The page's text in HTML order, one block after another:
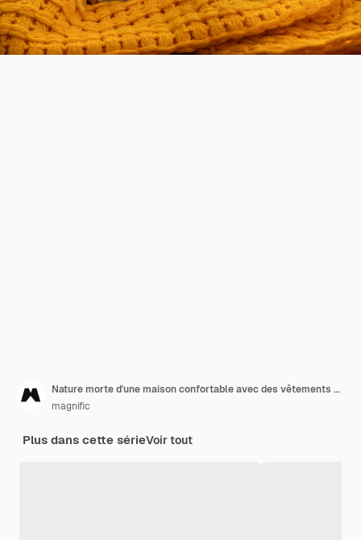
Nature morte d'une maison confortable avec des vêtements chauds
magnific
Plus dans cette sérieVoir tout